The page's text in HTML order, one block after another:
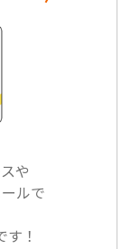
や
ルで
！